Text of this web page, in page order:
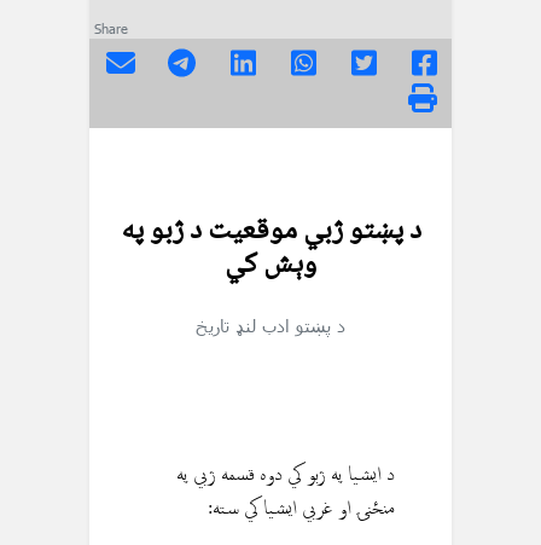
Share
د پښتو ژبي موقعيت د ژبو په
وېش کي
د پښتو ادب لنډ تاريخ
د ايشيا په ژبو کي دوه قسمه ژبي په
منځنۍ او غربي ايشيا کي سته: